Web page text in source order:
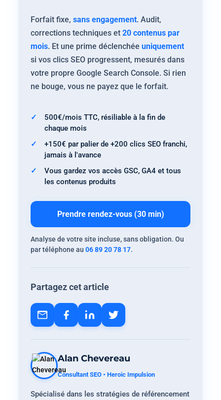
Forfait fixe,sans engagement. Audit,
corrections techniques et20 contenus par
mois. Et une prime déclenchéeuniquement
si vos clics SEO progressent, mesurés dans
votre propre Google Search Console. Si rien
ne bouge, vous ne payez que le forfait.
500€/mois TTC, résiliable à la fin de
chaque mois
+150€ par palier de +200 clics SEO franchi,
jamais à l'avance
Vous gardez vos accès GSC, GA4 et tous
les contenus produits
Prendre rendez-vous (30 min)
Analyse de votre site incluse, sans obligation. Ou
par téléphone au06 89 20 78 17.
Partagez cet article
Alan Chevereau
Consultant SEO • Heroic Impulsion
Spécialisé dans les stratégies de référencement